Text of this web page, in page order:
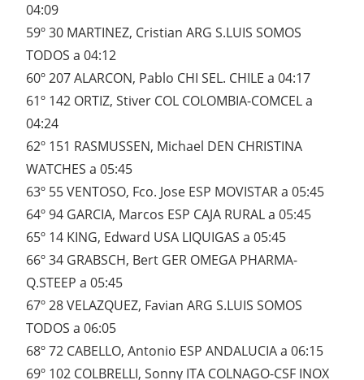
04:09
59º 30 MARTINEZ, Cristian ARG S.LUIS SOMOS
TODOS a 04:12
60º 207 ALARCON, Pablo CHI SEL. CHILE a 04:17
61º 142 ORTIZ, Stiver COL COLOMBIA-COMCEL a
04:24
62º 151 RASMUSSEN, Michael DEN CHRISTINA
WATCHES a 05:45
63º 55 VENTOSO, Fco. Jose ESP MOVISTAR a 05:45
64º 94 GARCIA, Marcos ESP CAJA RURAL a 05:45
65º 14 KING, Edward USA LIQUIGAS a 05:45
66º 34 GRABSCH, Bert GER OMEGA PHARMA-
Q.STEEP a 05:45
67º 28 VELAZQUEZ, Favian ARG S.LUIS SOMOS
TODOS a 06:05
68º 72 CABELLO, Antonio ESP ANDALUCIA a 06:15
69º 102 COLBRELLI, Sonny ITA COLNAGO-CSF INOX